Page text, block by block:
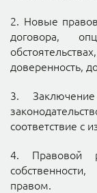
2. Новые
договора,
доверенность,
3.
соответствие с
4. Правовой
правом.